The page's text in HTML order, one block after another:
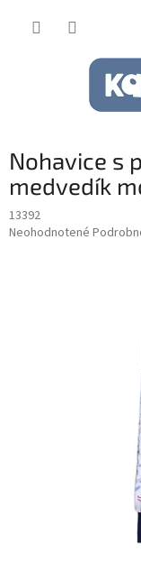
Nohavice s
medvedík
13392
Priemerné
Neohodnotené